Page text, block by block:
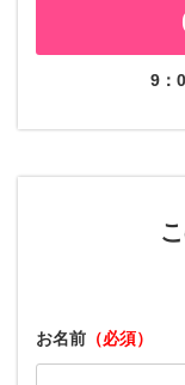
9：
お名前 （必須）